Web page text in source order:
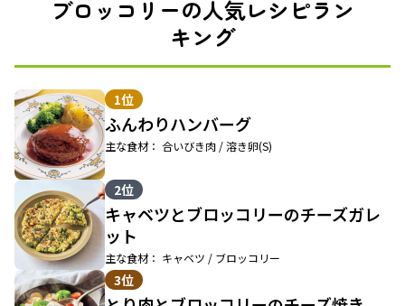
ブロッコリーの人気レシピラン
キング
1位
ふんわりハンバーグ
主な食材： 合いびき肉 / 溶き卵(S)
2位
キャベツとブロッコリーのチーズガレ
ット
主な食材： キャベツ / ブロッコリー
3位